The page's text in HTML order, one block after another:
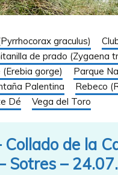
graculus)
de prado (Zygaena
gorge)
Parque
Palentina
Rebeco
Dé
Vega del Toro
Collado de la
Sotres –